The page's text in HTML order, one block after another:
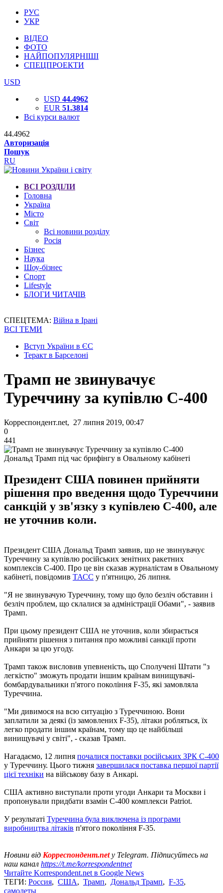
РУС
УКР
ВІДЕО
ФОТО
НАЙПОПУЛЯРНІШІ
СПЕЦПРОЕКТИ
USD
USD 44.4962
EUR 51.3814
Всі курси валют
44.4962
Авторизація
Пошук
RU
ВСІ РОЗДІЛИ
Головна
Україна
Місто
Світ
Всі новини розділу
Росія
Бізнес
Наука
Шоу-бізнес
Спорт
Lifestyle
БЛОГИ ЧИТАЧІВ
СПЕЦТЕМА: Війна в Ірані
ВСІ ТЕМИ
Вступ України в ЄС
Теракт в Барселоні
Трамп не звинувачує
Туреччину за купівлю С-400
Корреспондент.net, 27 липня 2019, 00:47
0
441
Дональд Трамп під час брифінгу в Овальному кабінеті
Президент США повинен прийняти
рішення про введення щодо Туреччини
санкцій у зв'язку з купівлею С-400, але
не уточнив коли.
Президент США Дональд Трамп заявив, що не звинувачує
Туреччину за купівлю російських зенітних ракетних
комплексів С-400. Про це він сказав журналістам в Овальному
кабінеті, повідомив ТАСС у п'ятницю, 26 липня.
"Я не звинувачую Туреччину, тому що було безліч обставин і
безліч проблем, що склалися за адміністрації Обами", - заявив
Трамп.
При цьому президент США не уточнив, коли збирається
прийняти рішення з питання про можливі санкції проти
Анкари за цю угоду.
Трамп також висловив упевненість, що Сполучені Штати "з
легкістю" зможуть продати іншим країнам винищувачі-
бомбардувальники п'ятого покоління F-35, які замовляла
Туреччина.
"Ми дивимося на всю ситуацію з Туреччиною. Вони
заплатили за деякі (із замовлених F-35), літаки робляться, їх
легко продати іншим країнам, тому що це найбільші
винищувачі у світі", - сказав Трамп.
Нагадаємо, 12 липня почалися поставки російських ЗРК С-400
у Туреччину. Цього тижня завершилася поставка першої партії
цієї техніки на військову базу в Анкарі.
США активно виступали проти угоди Анкари та Москви і
пропонували придбати взамін С-400 комплекси Patriot.
У результаті Туреччина була виключена із програми
виробництва літаків п'ятого покоління F-35.
Новини від Корреспондент.netу Telegram. Підписуйтесь на
наш канал https://t.me/korrespondentnet
Читайте Korrespondent.net в Google News
ТЕГИ: Россия, США, Трамп, Дональд Трамп, F-35,
самолеты